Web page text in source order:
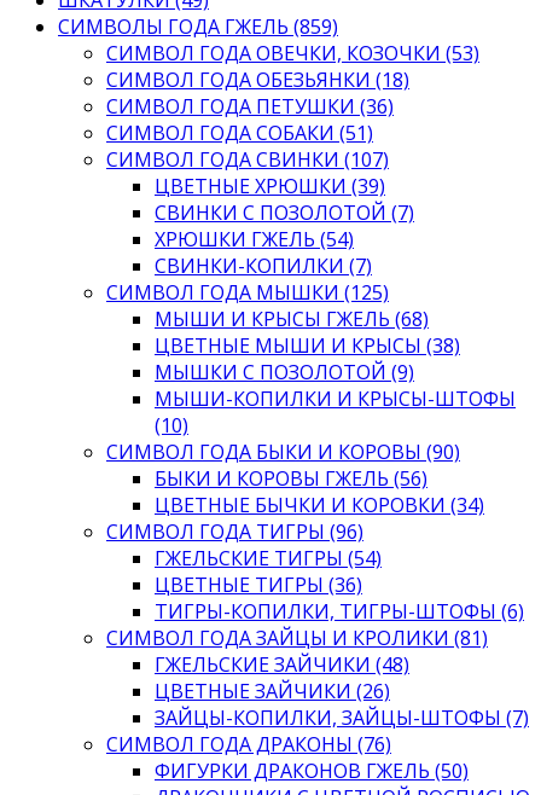
СИМВОЛЫ ГОДА ГЖЕЛЬ (859)
СИМВОЛ ГОДА ОВЕЧКИ, КОЗОЧКИ (53)
СИМВОЛ ГОДА ОБЕЗЬЯНКИ (18)
СИМВОЛ ГОДА ПЕТУШКИ (36)
СИМВОЛ ГОДА СОБАКИ (51)
СИМВОЛ ГОДА СВИНКИ (107)
ЦВЕТНЫЕ ХРЮШКИ (39)
СВИНКИ С ПОЗОЛОТОЙ (7)
ХРЮШКИ ГЖЕЛЬ (54)
СВИНКИ-КОПИЛКИ (7)
СИМВОЛ ГОДА МЫШКИ (125)
МЫШИ И КРЫСЫ ГЖЕЛЬ (68)
ЦВЕТНЫЕ МЫШИ И КРЫСЫ (38)
МЫШКИ С ПОЗОЛОТОЙ (9)
МЫШИ-КОПИЛКИ И КРЫСЫ-ШТОФЫ
(10)
СИМВОЛ ГОДА БЫКИ И КОРОВЫ (90)
БЫКИ И КОРОВЫ ГЖЕЛЬ (56)
ЦВЕТНЫЕ БЫЧКИ И КОРОВКИ (34)
СИМВОЛ ГОДА ТИГРЫ (96)
ГЖЕЛЬСКИЕ ТИГРЫ (54)
ЦВЕТНЫЕ ТИГРЫ (36)
ТИГРЫ-КОПИЛКИ, ТИГРЫ-ШТОФЫ (6)
СИМВОЛ ГОДА ЗАЙЦЫ И КРОЛИКИ (81)
ГЖЕЛЬСКИЕ ЗАЙЧИКИ (48)
ЦВЕТНЫЕ ЗАЙЧИКИ (26)
ЗАЙЦЫ-КОПИЛКИ, ЗАЙЦЫ-ШТОФЫ (7)
СИМВОЛ ГОДА ДРАКОНЫ (76)
ФИГУРКИ ДРАКОНОВ ГЖЕЛЬ (50)